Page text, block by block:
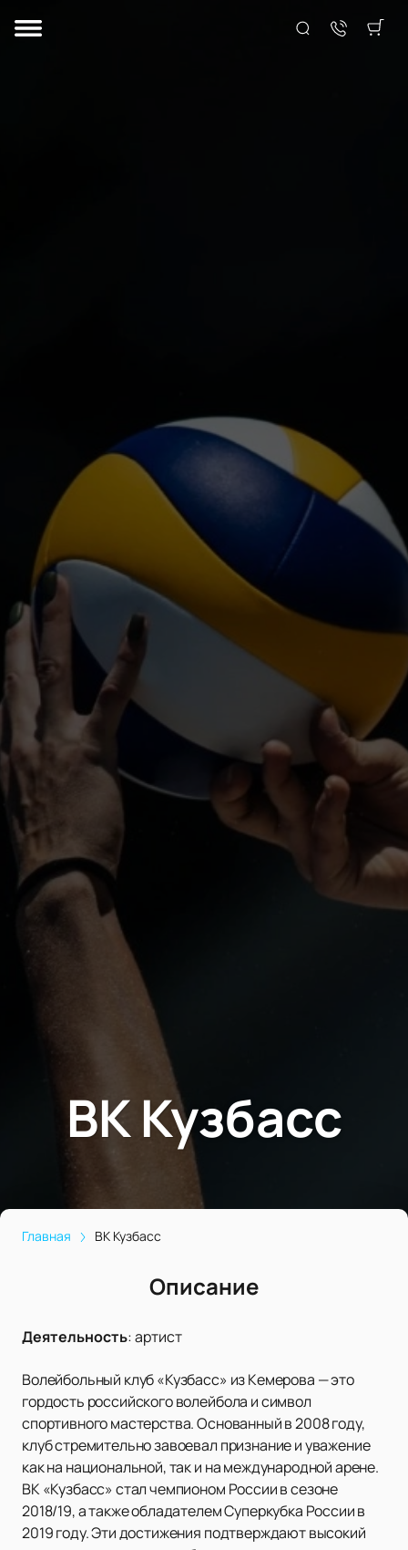
ВК Кузбасс
Главная ВК Кузбасс
Описание
Деятельность:артист
Волейбольный клуб «Кузбасс» из Кемерова — это
гордость российского волейбола и символ
спортивного мастерства. Основанный в 2008 году,
клуб стремительно завоевал признание и уважение
как на национальной, так и на международной арене.
ВК «Кузбасс» стал чемпионом России в сезоне
2018/19, а также обладателем Суперкубка России в
2019 году. Эти достижения подтверждают высокий